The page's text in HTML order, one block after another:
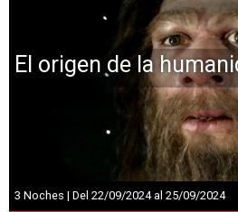
El origen de la
3 Noches | Del 22/09/2024 al 25/09/2024